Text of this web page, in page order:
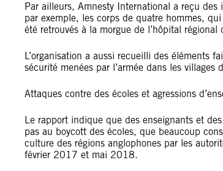
Par ailleurs, Amnesty International a reçu
par exemple, les corps de quatre hommes,
été retrouvés à la morgue de l’hôpital
L’organisation a aussi recueilli des éléments
sécurité menées par l’armée dans les
Attaques contre des écoles et agressions
Le rapport indique que des enseignants et
pas au boycott des écoles, que beaucoup
culture des régions anglophones par les
février 2017 et mai 2018.